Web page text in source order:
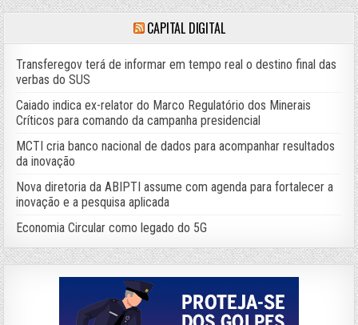
CAPITAL DIGITAL
Transferegov terá de informar em tempo real o destino final das
verbas do SUS
Caiado indica ex-relator do Marco Regulatório dos Minerais
Críticos para comando da campanha presidencial
MCTI cria banco nacional de dados para acompanhar resultados
da inovação
Nova diretoria da ABIPTI assume com agenda para fortalecer a
inovação e a pesquisa aplicada
Economia Circular como legado do 5G